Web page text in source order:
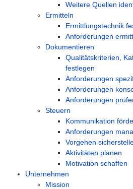
Weitere Quellen
Ermitteln
Ermittlungstechnik
Anforderungen
Dokumentieren
Qualitätskriterien,
festlegen
Anforderungen
Anforderungen
Anforderungen
Steuern
Kommunikation
Anforderungen
Vorgehen
Aktivitäten planen
Motivation schaffen
Unternehmen
Mission